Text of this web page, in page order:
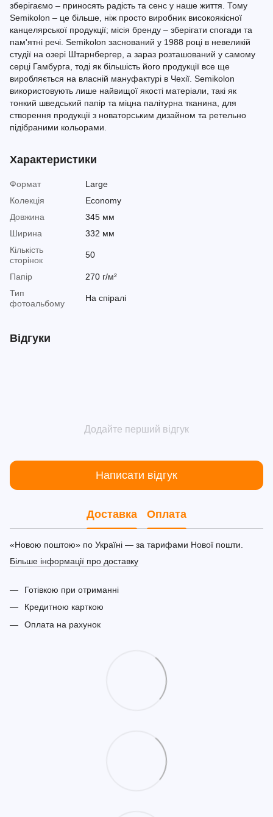
зберігаємо – приносять радість та сенс у наше життя. Тому
Semikolon – це більше, ніж просто виробник високоякісної
канцелярської продукції; місія бренду – зберігати спогади та
пам'ятні речі. Semikolon заснований у 1988 році в невеликій
студії на озері Штарнбергер, а зараз розташований у самому
серці Гамбурга, тоді як більшість його продукції все ще
виробляється на власній мануфактурі в Чехії. Semikolon
використовують лише найвищої якості матеріали, такі як
тонкий шведський папір та міцна палітурна тканина, для
створення продукції з новаторським дизайном та ретельно
підібраними кольорами.
Характеристики
Формат
Large
Колекція
Economy
Довжина
345 мм
Ширина
332 мм
Кількість
сторінок
50
Папір
270 г/м²
Тип
фотоальбому
На спіралі
Відгуки
Додайте перший відгук
Написати відгук
Доставка Оплата
«Новою поштою» по Україні — за тарифами Нової пошти.
Більше інформації про доставку
Готівкою при отриманні
Кредитною карткою
Оплата на рахунок